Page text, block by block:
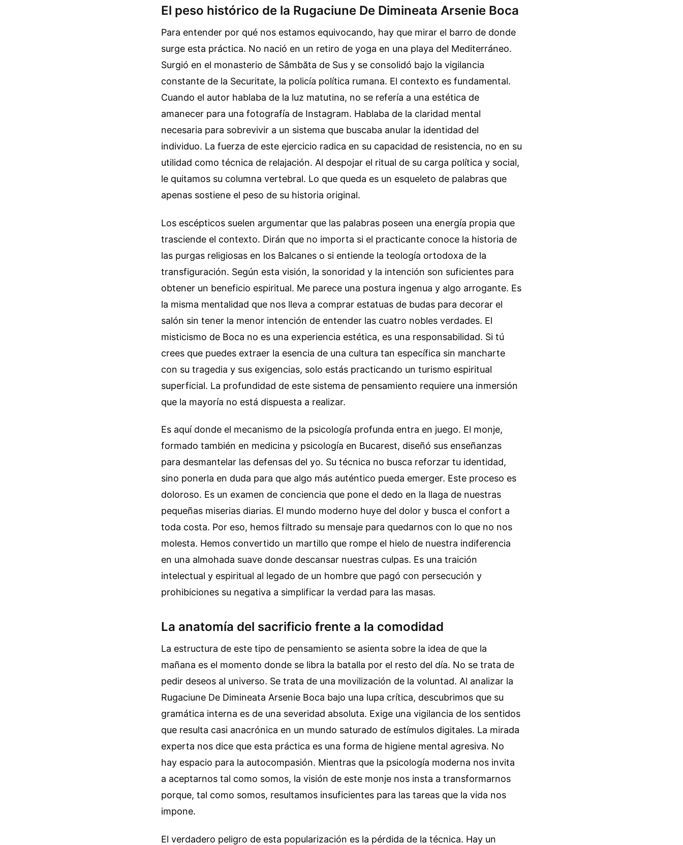
El peso histórico de la Rugaciune De Dimineata Arsenie Boca
Para entender por qué nos estamos equivocando, hay que mirar el barro de donde
surge esta práctica. No nació en un retiro de yoga en una playa del Mediterráneo.
Surgió en el monasterio de Sâmbăta de Sus y se consolidó bajo la vigilancia
constante de la Securitate, la policía política rumana. El contexto es fundamental.
Cuando el autor hablaba de la luz matutina, no se refería a una estética de
amanecer para una fotografía de Instagram. Hablaba de la claridad mental
necesaria para sobrevivir a un sistema que buscaba anular la identidad del
individuo. La fuerza de este ejercicio radica en su capacidad de resistencia, no en su
utilidad como técnica de relajación. Al despojar el ritual de su carga política y social,
le quitamos su columna vertebral. Lo que queda es un esqueleto de palabras que
apenas sostiene el peso de su historia original.
Los escépticos suelen argumentar que las palabras poseen una energía propia que
trasciende el contexto. Dirán que no importa si el practicante conoce la historia de
las purgas religiosas en los Balcanes o si entiende la teología ortodoxa de la
transfiguración. Según esta visión, la sonoridad y la intención son suficientes para
obtener un beneficio espiritual. Me parece una postura ingenua y algo arrogante. Es
la misma mentalidad que nos lleva a comprar estatuas de budas para decorar el
salón sin tener la menor intención de entender las cuatro nobles verdades. El
misticismo de Boca no es una experiencia estética, es una responsabilidad. Si tú
crees que puedes extraer la esencia de una cultura tan específica sin mancharte
con su tragedia y sus exigencias, solo estás practicando un turismo espiritual
superficial. La profundidad de este sistema de pensamiento requiere una inmersión
que la mayoría no está dispuesta a realizar.
Es aquí donde el mecanismo de la psicología profunda entra en juego. El monje,
formado también en medicina y psicología en Bucarest, diseñó sus enseñanzas
para desmantelar las defensas del yo. Su técnica no busca reforzar tu identidad,
sino ponerla en duda para que algo más auténtico pueda emerger. Este proceso es
doloroso. Es un examen de conciencia que pone el dedo en la llaga de nuestras
pequeñas miserias diarias. El mundo moderno huye del dolor y busca el confort a
toda costa. Por eso, hemos filtrado su mensaje para quedarnos con lo que no nos
molesta. Hemos convertido un martillo que rompe el hielo de nuestra indiferencia
en una almohada suave donde descansar nuestras culpas. Es una traición
intelectual y espiritual al legado de un hombre que pagó con persecución y
prohibiciones su negativa a simplificar la verdad para las masas.
La anatomía del sacrificio frente a la comodidad
La estructura de este tipo de pensamiento se asienta sobre la idea de que la
mañana es el momento donde se libra la batalla por el resto del día. No se trata de
pedir deseos al universo. Se trata de una movilización de la voluntad. Al analizar la
Rugaciune De Dimineata Arsenie Boca bajo una lupa crítica, descubrimos que su
gramática interna es de una severidad absoluta. Exige una vigilancia de los sentidos
que resulta casi anacrónica en un mundo saturado de estímulos digitales. La mirada
experta nos dice que esta práctica es una forma de higiene mental agresiva. No
hay espacio para la autocompasión. Mientras que la psicología moderna nos invita
a aceptarnos tal como somos, la visión de este monje nos insta a transformarnos
porque, tal como somos, resultamos insuficientes para las tareas que la vida nos
impone.
El verdadero peligro de esta popularización es la pérdida de la técnica. Hay un